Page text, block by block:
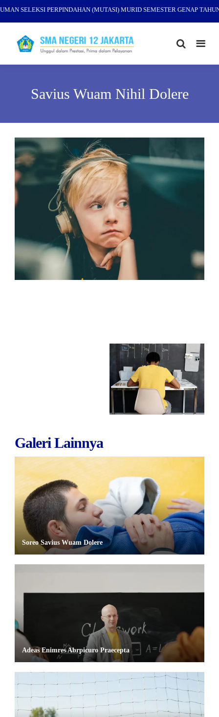
SELEKSI PERPINDAHAN (MUTASI) MURID SEMESTER GENAP
Savius Wuam Nihil Dolere
Galeri Lainnya
Soreo Savius Wuam Dolere
Adeas Enimres Abrpicuro Praecepta